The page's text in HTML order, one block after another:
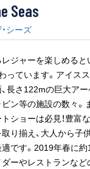
Seas
シーズ
ジャーを楽しめると
っています。アイス
長さ122mの巨大ア
ン等の施設の数々。
ショーは必見！豊富
り揃え、大人から子
です。2019年春に
ーやレストランな